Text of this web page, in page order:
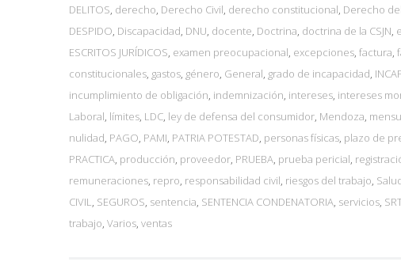
DELITOS, derecho, Derecho Civil, derecho constitucional, Derecho
DESPIDO, Discapacidad, DNU, docente, Doctrina, doctrina de la CSJN,
ESCRITOS JURÍDICOS, examen preocupacional, excepciones, factura,
constitucionales, gastos, género, General, grado de incapacidad,
incumplimiento de obligación, indemnización, intereses, intereses
Laboral, límites, LDC, ley de defensa del consumidor, Mendoza,
nulidad, PAGO, PAMI, PATRIA POTESTAD, personas físicas, plazo de
PRACTICA, producción, proveedor, PRUEBA, prueba pericial,
remuneraciones, repro, responsabilidad civil, riesgos del trabajo,
CIVIL, SEGUROS, sentencia, SENTENCIA CONDENATORIA, servicios,
trabajo, Varios, ventas